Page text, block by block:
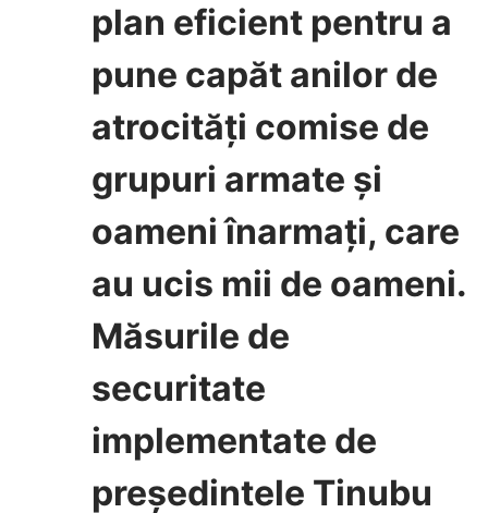
plan eficient pentru a
pune capăt anilor de
atrocități comise de
grupuri armate și
oameni înarmați, care
au ucis mii de oameni.
Măsurile de
securitate
implementate de
președintele Tinubu